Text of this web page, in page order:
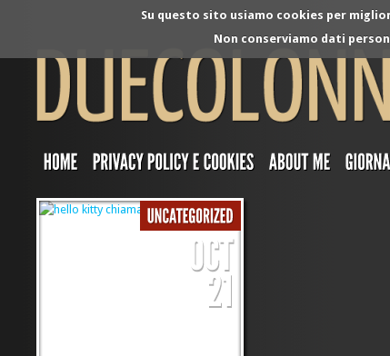
Su questo sito usiamo cookies per
Non conserviamo dati